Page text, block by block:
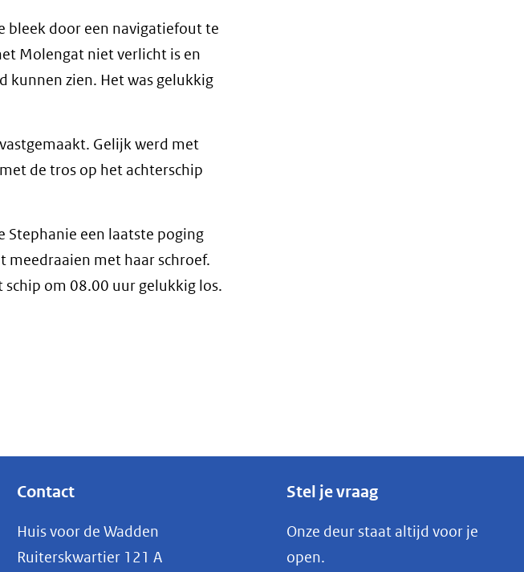
bleek door een navigatiefout te
Molengat niet verlicht is en
kunnen zien. Het was gelukkig
Gelijk werd met
de tros op het achterschip
Stephanie een laatste poging
meedraaien met haar schroef.
om 08.00 uur gelukkig los.
Contact
Huis voor de Wadden
Ruiterskwartier 121 A
Stel je vraag
Onze deur staat altijd voor je
open.